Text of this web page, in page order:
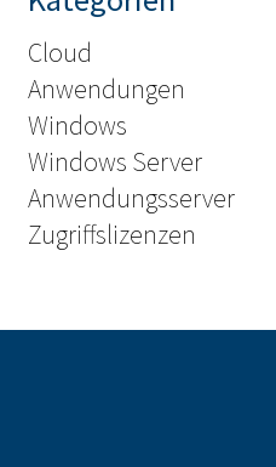
Cloud
Anwendungen
Windows
Windows Server
Anwendungsserver
Zugriffslizenzen